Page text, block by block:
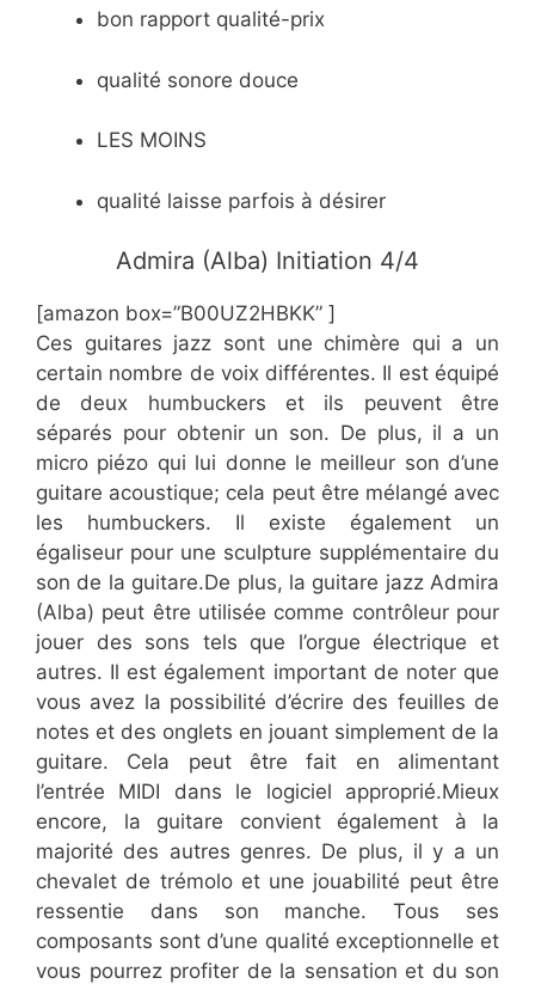
bon rapport qualité-prix
qualité sonore douce
LES MOINS
qualité laisse parfois à désirer
Admira (Alba) Initiation 4/4
[amazon box=”B00UZ2HBKK” ]
Ces guitares jazz sont une chimère qui a un
certain nombre de voix différentes. Il est équipé
de deux humbuckers et ils peuvent être
séparés pour obtenir un son. De plus, il a un
micro piézo qui lui donne le meilleur son d’une
guitare acoustique; cela peut être mélangé avec
les humbuckers. Il existe également un
égaliseur pour une sculpture supplémentaire du
son de la guitare.De plus, la guitare jazz Admira
(Alba) peut être utilisée comme contrôleur pour
jouer des sons tels que l’orgue électrique et
autres. Il est également important de noter que
vous avez la possibilité d’écrire des feuilles de
notes et des onglets en jouant simplement de la
guitare. Cela peut être fait en alimentant
l’entrée MIDI dans le logiciel approprié.Mieux
encore, la guitare convient également à la
majorité des autres genres. De plus, il y a un
chevalet de trémolo et une jouabilité peut être
ressentie dans son manche. Tous ses
composants sont d’une qualité exceptionnelle et
vous pourrez profiter de la sensation et du son